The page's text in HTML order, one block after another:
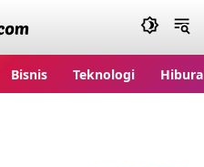
Artikelkita.com
Bisnis Teknologi